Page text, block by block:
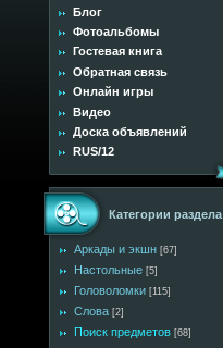
Блог
Фотоальбомы
Гостевая книга
Обратная связь
Онлайн игры
Видео
Доска объявлений
RUS/12
Категории раздела
Аркады и экшн [67]
Настольные [5]
Головоломки [115]
Слова [2]
Поиск предметов [68]